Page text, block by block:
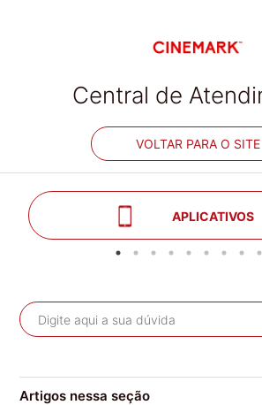
Central de
VOLTAR PARA O SITE
APLICATIVOS
Artigos nessa seção